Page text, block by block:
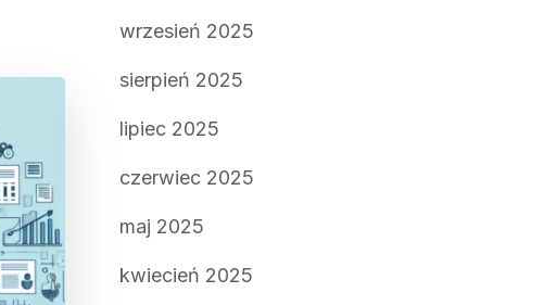
wrzesień 2025
sierpień 2025
lipiec 2025
czerwiec 2025
maj 2025
kwiecień 2025